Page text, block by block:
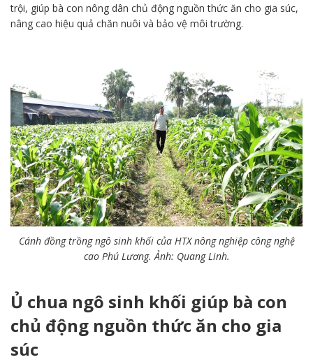
trội, giúp bà con nông dân chủ động nguồn thức ăn cho gia súc,
nâng cao hiệu quả chăn nuôi và bảo vệ môi trường.
Cánh đồng trồng ngô sinh khối của HTX nông nghiệp công nghệ
cao Phú Lương. Ảnh: Quang Linh.
Ủ chua ngô sinh khối giúp bà con
chủ động nguồn thức ăn cho gia
súc